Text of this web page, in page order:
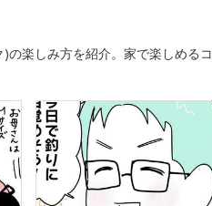
の楽しみ方を紹介。家で楽しめるコ